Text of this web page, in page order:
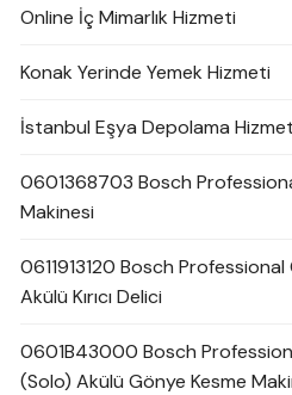
Online İç Mimarlık Hizmeti
Konak Yerinde Yemek Hizmeti
İstanbul Eşya Depolama
0601368703 Bosch
Makinesi
0611913120 Bosch
Akülü Kırıcı Delici
0601B43000 Bosch
(Solo) Akülü Gönye Kesme